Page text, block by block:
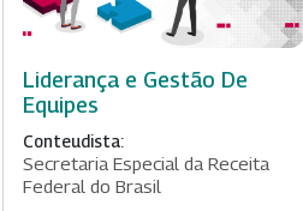
Liderança e Gestão De
Equipes
Conteudista:
Secretaria Especial da Receita
Federal do Brasil